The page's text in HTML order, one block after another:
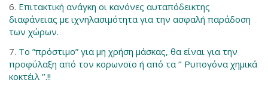
Επιτακτική ανάγκη οι κανόνες αυταπόδεικτης
διαφάνειας με ιχνηλασιμότητα για την ασφαλή παράδοση
των χώρων.
Το ”πρόστιμο” για μη χρήση μάσκας, θα είναι για την
προφύλαξη από τον κορωνοϊο ή από τα ‘’ Ρυπογόνα χημικά
κοκτέιλ ’’.!!